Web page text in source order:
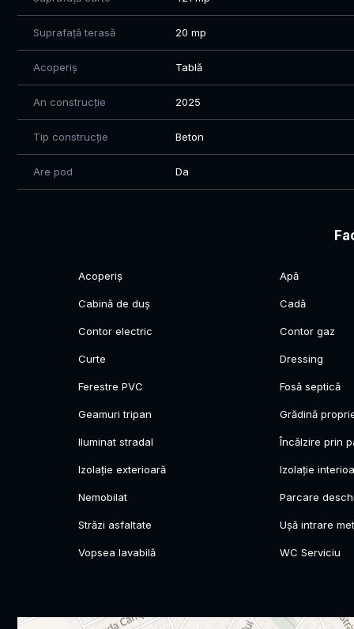
Suprafață terasă 20 mp
Acoperiș Tablă
An construcție 2025
Tip construcție Beton
Are pod Da
Acoperiș Apă
Cabină de duș Cadă
Contor electric Contor gaz
Curte Dressing
Ferestre PVC Fosă septică
Geamuri tripan Grădină
Iluminat stradal Încălzire prin
Izolație exterioară Izolație
Nemobilat Parcare
Străzi asfaltate Ușă intrare
Vopsea lavabilă WC Serviciu